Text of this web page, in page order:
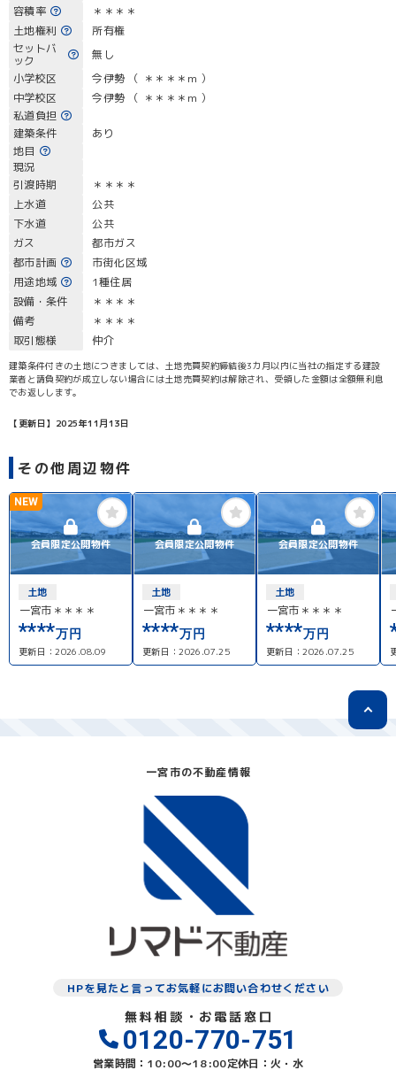
容積率
＊＊＊＊
土地権利
所有権
セットバ
ック
無し
小学校区
今伊勢 （ ＊＊＊＊m ）
中学校区
今伊勢 （ ＊＊＊＊m ）
私道負担
建築条件
あり
地目
現況
引渡時期
＊＊＊＊
上水道
公共
下水道
公共
ガス
都市ガス
都市計画
市街化区域
用途地域
1種住居
設備・条件
＊＊＊＊
備考
＊＊＊＊
取引態様
仲介
建築条件付きの土地につきましては、土地売買契約締結後3カ月以内に当社の指定する建設
業者と請負契約が成立しない場合には土地売買契約は解除され、受領した金額は全額無利息
でお返しします。
【更新日】2025年11月13日
その他周辺物件
会員限定公開物件
NEW
土地
一宮市＊＊＊＊
****万円
更新日：2026.08.09
会員限定公開物件
土地
一宮市＊＊＊＊
****万円
更新日：2026.07.25
会員限定公開物件
土地
一宮市＊＊＊＊
****万円
更新日：2026.07.25
一宮市の不動産情報
HPを見たと言ってお気軽にお問い合わせください
無料相談・お電話窓口
0120-770-751
営業時間：10:00〜18:00定休日：火・水